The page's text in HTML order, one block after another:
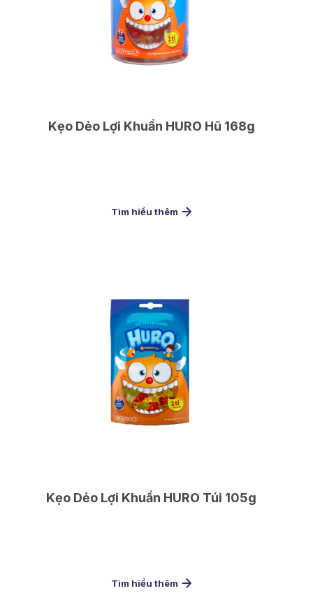
Kẹo Dẻo Lợi Khuẩn HURO Hũ 168g
Tìm hiểu thêm
Kẹo Dẻo Lợi Khuẩn HURO Túi 105g
Tìm hiểu thêm